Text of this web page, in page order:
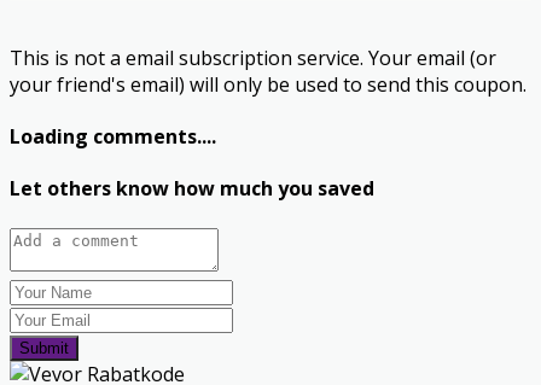
This is not a email subscription service. Your email (or
your friend's email) will only be used to send this coupon.
Loading comments....
Let others know how much you saved
Submit